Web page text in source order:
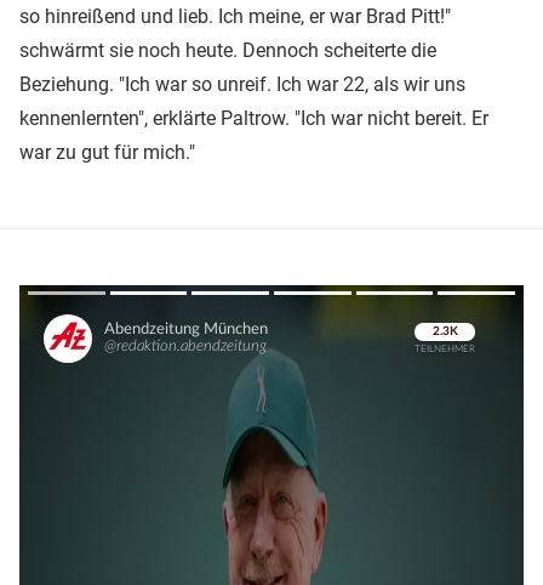
so hinreißend und lieb. Ich meine, er war Brad Pitt!"
schwärmt sie noch heute. Dennoch scheiterte die
Beziehung. "Ich war so unreif. Ich war 22, als wir uns
kennenlernten", erklärte Paltrow. "Ich war nicht bereit. Er
war zu gut für mich."
Überspringen